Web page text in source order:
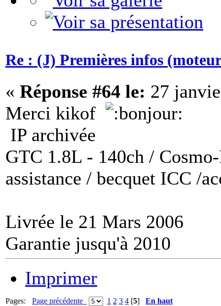
Re : (J) Premières infos
« Réponse #64 le: 27
Merci kikof
IP archivée
GTC 1.8L - 140ch /
assistance / becquet ICC /
Livrée le 21 Mars 2006
Garantie jusqu'à 2010
Imprimer
Pages: Page précédente 1 2 3 4 [5] En haut